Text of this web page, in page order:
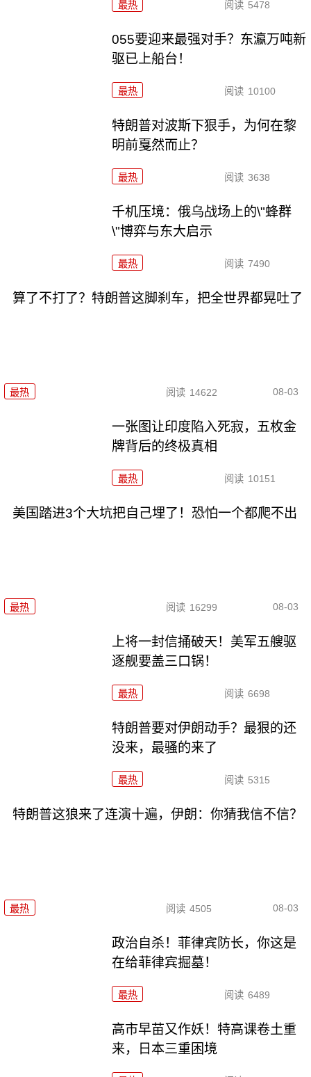
最热 阅读 5478
055要迎来最强对手？东瀛万吨新
驱已上船台！
最热 阅读 10100
特朗普对波斯下狠手，为何在黎
明前戛然而止？
最热 阅读 3638
千机压境：俄乌战场上的\"蜂群
\"博弈与东大启示
最热 阅读 7490
算了不打了？特朗普这脚刹车，把全世界都晃吐了
最热 阅读 14622 08-03
一张图让印度陷入死寂，五枚金
牌背后的终极真相
最热 阅读 10151
美国踏进3个大坑把自己埋了！恐怕一个都爬不出
最热 阅读 16299 08-03
上将一封信捅破天！美军五艘驱
逐舰要盖三口锅！
最热 阅读 6698
特朗普要对伊朗动手？最狠的还
没来，最骚的来了
最热 阅读 5315
特朗普这狼来了连演十遍，伊朗：你猜我信不信？
最热 阅读 4505 08-03
政治自杀！菲律宾防长，你这是
在给菲律宾掘墓！
最热 阅读 6489
高市早苗又作妖！特高课卷土重
来，日本三重困境